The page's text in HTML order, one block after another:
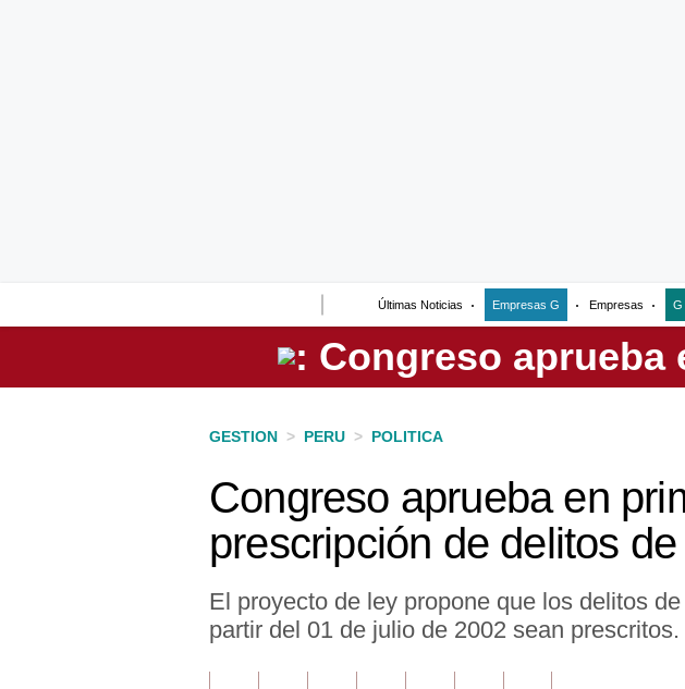
Últimas Noticias Empresas G Empresas G
Perú
GESTION > PERU > POLITICA
Congreso aprueba en
prescripción de delitos
El proyecto de ley propone que los delitos
partir del 01 de julio de 2002 sean prescritos.